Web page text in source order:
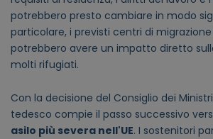
potrebbero presto cambiare in modo
particolare, i previsti centri di
potrebbero avere un impatto diretto
molti rifugiati.
Con la decisione del Consiglio dei
tedesco compie il passo successivo
asilo più severa nell'UE. I sostenitori